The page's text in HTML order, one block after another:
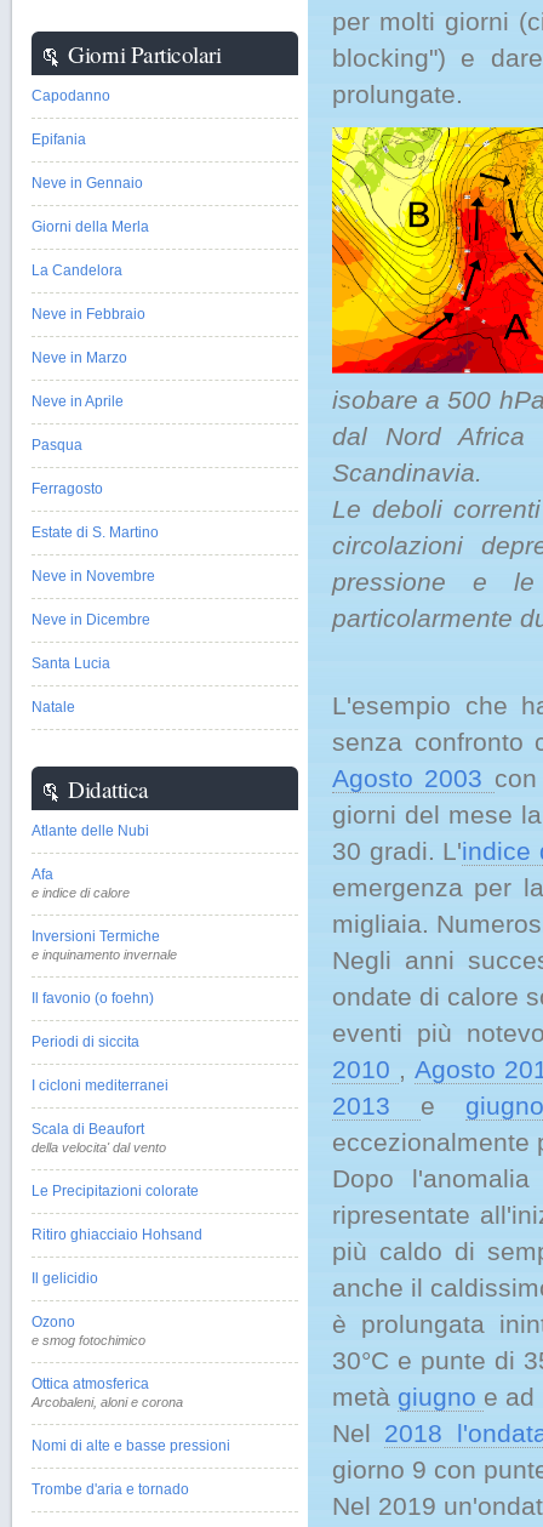
per molti giorni
blocking") e
prolungate.
isobare a 500
dal Nord Africa
Scandinavia.
Le deboli
circolazioni
pressione e
particolarmente
L'esempio che
senza confronto
Agosto 2003
giorni del mese
30 gradi. L'indice
emergenza per
migliaia.
Negli anni
ondate di calore
eventi più
2010 , Agosto
2013 e
eccezionalmente
Dopo
ripresentate
più caldo di
anche il
è prolungata
30°C e punte di
metà giugno e
Nel 2018
giorno 9 con
Nel 2019
Giorni Particolari
Capodanno
Epifania
Neve in Gennaio
Giorni della Merla
La Candelora
Neve in Febbraio
Neve in Marzo
Neve in Aprile
Pasqua
Ferragosto
Estate di S. Martino
Neve in Novembre
Neve in Dicembre
Santa Lucia
Natale
Didattica
Atlante delle Nubi
Afa
e indice di calore
Inversioni Termiche
e inquinamento invernale
Il favonio (o foehn)
Periodi di siccita
I cicloni mediterranei
Scala di Beaufort
della velocita' dal vento
Le Precipitazioni colorate
Ritiro ghiacciaio Hohsand
Il gelicidio
Ozono
e smog fotochimico
Ottica atmosferica
Arcobaleni, aloni e corona
Nomi di alte e basse pressioni
Trombe d'aria e tornado